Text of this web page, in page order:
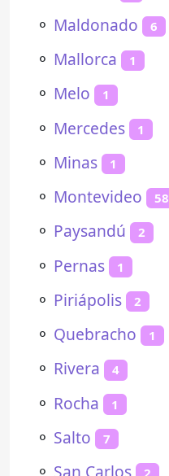
⚬ Maldonado 6
⚬ Mallorca 1
⚬ Melo 1
⚬ Mercedes 1
⚬ Minas 1
⚬ Montevideo 58
⚬ Paysandú 2
⚬ Pernas 1
⚬ Piriápolis 2
⚬ Quebracho 1
⚬ Rivera 4
⚬ Rocha 1
⚬ Salto 7
⚬ San Carlos 2